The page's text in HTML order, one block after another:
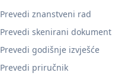
Prevedi znanstveni rad
Prevedi skenirani dokument
Prevedi godišnje izvješće
Prevedi priručnik